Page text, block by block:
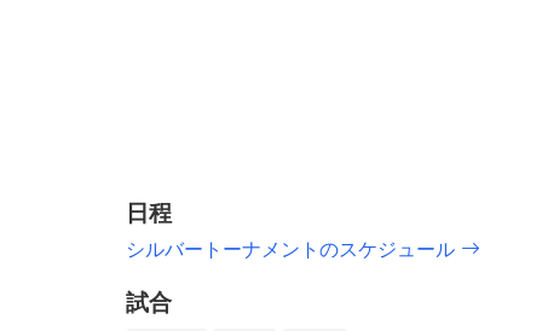
日程
シルバートーナメントのスケジュール
試合